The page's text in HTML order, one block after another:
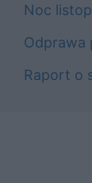
Noc
Odprawa
Raport o